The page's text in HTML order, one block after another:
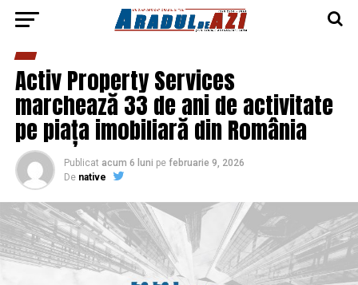
Activ Property Services
marchează 33 de ani de activitate
pe piața imobiliară din România
Publicat acum 6 luni pe februarie 9, 2026
De native